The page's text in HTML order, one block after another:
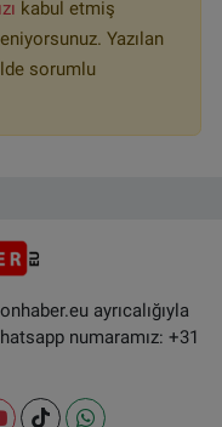
kabul etmiş
Yazılan
sorumlu
ayrıcalığıyla
numaramız: +31